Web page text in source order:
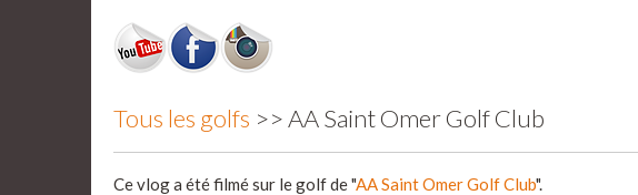
Tous les golfs >> AA Saint Omer Golf Club
Ce vlog a été filmé sur le golf de "AA Saint Omer Golf Club".